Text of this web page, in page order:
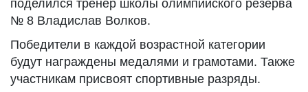
поделился тренер школы олимпийского резерва
№ 8 Владислав Волков.
Победители в каждой возрастной категории
будут награждены медалями и грамотами. Также
участникам присвоят спортивные разряды.